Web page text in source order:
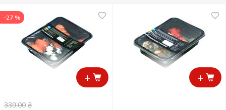
+
-27 %
339.00 ₴
+